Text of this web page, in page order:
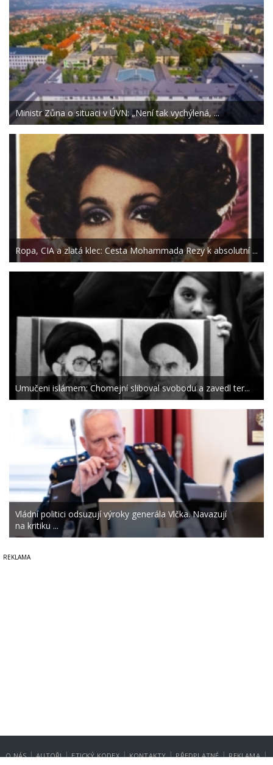
Ministr Zůna o situaci v ÚVN: „Není tak vychýlená, ...
Ropa, CIA a zlatá klec: Cesta Mohammada Rezy k absolutní ...
Umučeni islámem: Chomejní sliboval svobodu a zavedl ter...
Vládní politici odsuzují výroky generála Vlčka. Navazují
na kritiku ...
O NÁS | AUTOŘI | ETICKÝ KODEX | KONTAKTY | PŘEDPLATNÉ | REKLAMA |